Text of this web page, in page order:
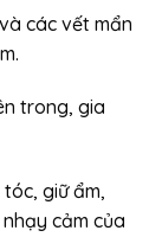
các vết mẩn
trong, gia
tóc, giữ ẩm,
cảm của